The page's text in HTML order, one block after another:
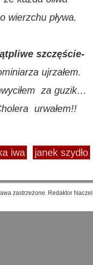
wierzchu pływa.
szczęście-
ujrzałem.
za guzik…
urwałem!!
iwa janek szydło
zastrzeżone. Redaktor